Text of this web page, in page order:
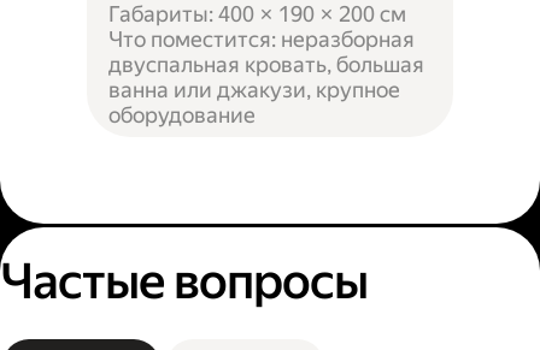
Габариты: 400 × 190 × 200 см
Что поместится: неразборная
двуспальная кровать, большая
ванна или джакузи, крупное
оборудование
Частые вопросы